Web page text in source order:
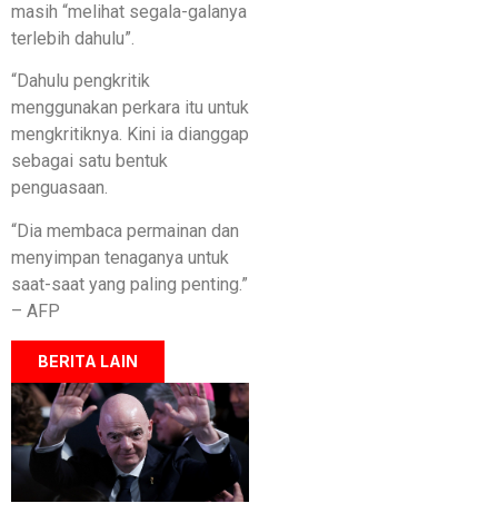
masih “melihat segala-galanya
terlebih dahulu”.
“Dahulu pengkritik
menggunakan perkara itu untuk
mengkritiknya. Kini ia dianggap
sebagai satu bentuk
penguasaan.
“Dia membaca permainan dan
menyimpan tenaganya untuk
saat-saat yang paling penting.”
– AFP
BERITA LAIN